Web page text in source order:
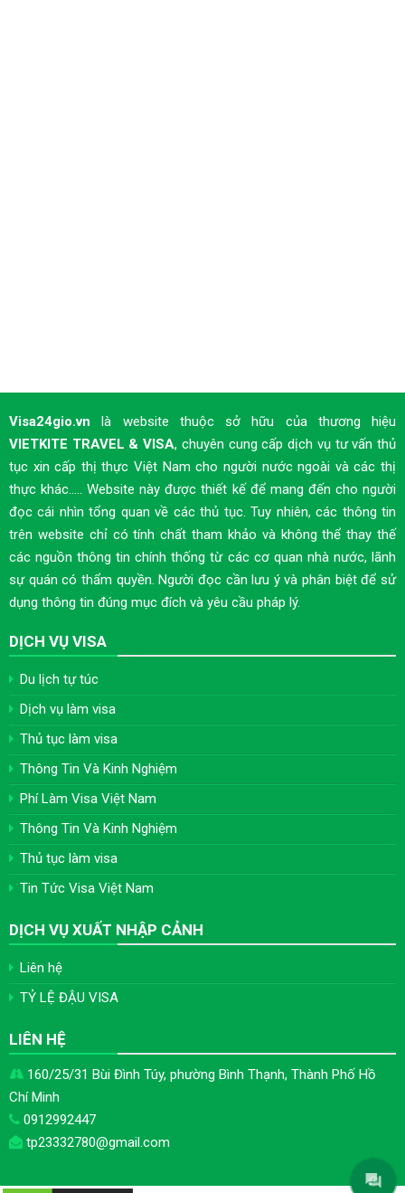
Visa24gio.vn là website thuộc sở hữu của thương hiệu
VIETKITE TRAVEL & VISA, chuyên cung cấp dịch vụ tư vấn thủ
tục xin cấp thị thực Việt Nam cho người nước ngoài và các thị
thực khác..... Website này được thiết kế để mang đến cho người
đọc cái nhìn tổng quan về các thủ tục. Tuy nhiên, các thông tin
trên website chỉ có tính chất tham khảo và không thể thay thế
các nguồn thông tin chính thống từ các cơ quan nhà nước, lãnh
sự quán có thẩm quyền. Người đọc cần lưu ý và phân biệt để sử
dụng thông tin đúng mục đích và yêu cầu pháp lý.
DỊCH VỤ VISA
Du lịch tự túc
Dịch vụ làm visa
Thủ tục làm visa
Thông Tin Và Kinh Nghiệm
Phí Làm Visa Việt Nam
Thông Tin Và Kinh Nghiệm
Thủ tục làm visa
Tin Tức Visa Việt Nam
DỊCH VỤ XUẤT NHẬP CẢNH
Liên hệ
TỶ LỆ ĐẬU VISA
LIÊN HỆ
160/25/31 Bùi Đình Túy, phường Bình Thạnh, Thành Phố Hồ
Chí Minh
0912992447
tp23332780@gmail.com